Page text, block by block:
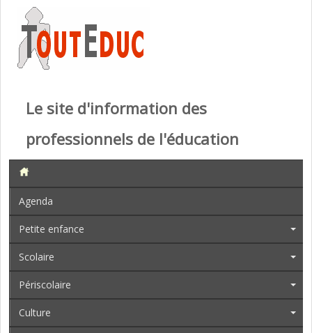
Le site d'information des
professionnels de l'éducation
Agenda
Petite enfance
Scolaire
Périscolaire
Culture